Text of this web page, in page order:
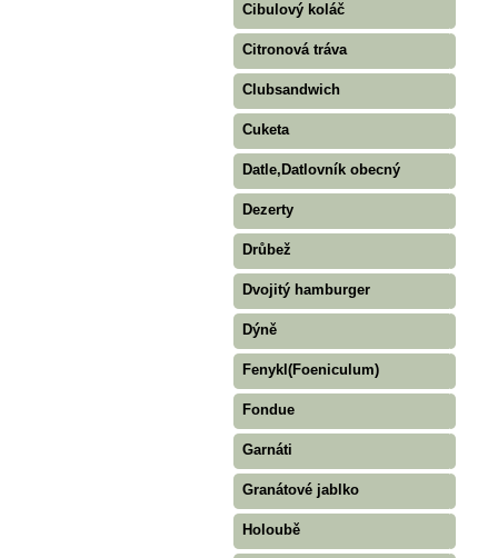
Cibulový koláč
Citronová tráva
Clubsandwich
Cuketa
Datle,Datlovník obecný
Dezerty
Drůbež
Dvojitý hamburger
Dýně
Fenykl(Foeniculum)
Fondue
Garnáti
Granátové jablko
Holoubě